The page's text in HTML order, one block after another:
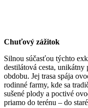
Chuťový zážitok
Silnou súčasťou týchto
destilátová cesta,
obdobu. Jej trasa spája
rodinné farmy, kde sa
sušené plody a poctivé
priamo do terénu – do